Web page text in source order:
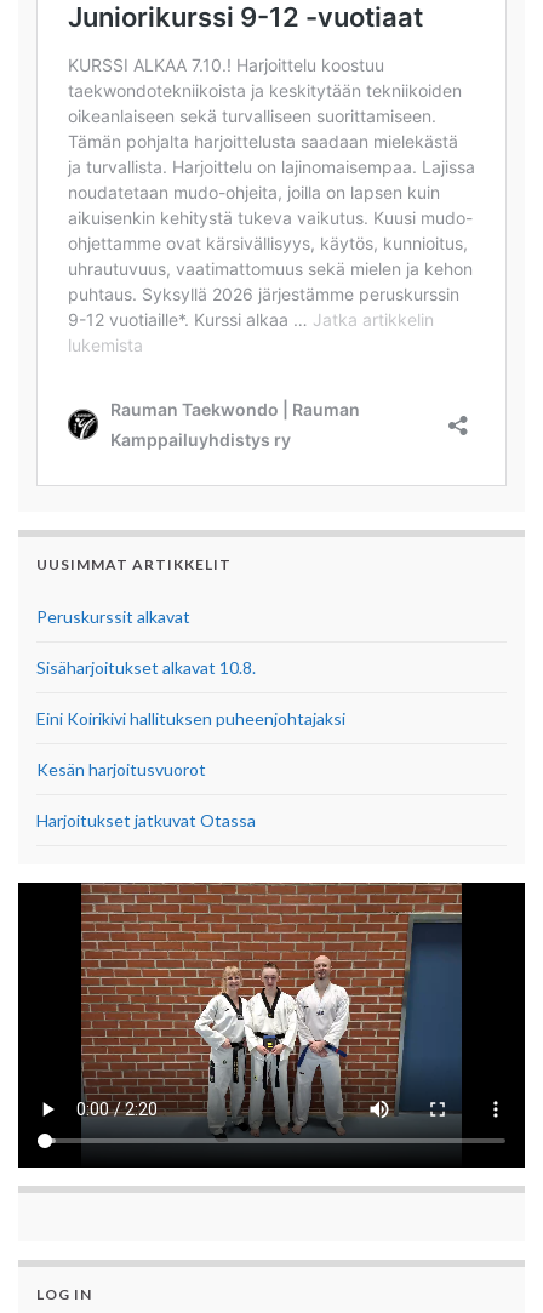
UUSIMMAT ARTIKKELIT
Peruskurssit alkavat
Sisäharjoitukset alkavat 10.8.
Eini Koirikivi hallituksen puheenjohtajaksi
Kesän harjoitusvuorot
Harjoitukset jatkuvat Otassa
LOG IN